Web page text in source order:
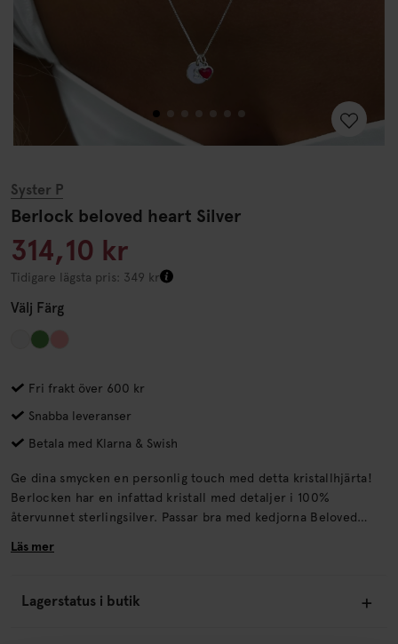
Syster P
Berlock beloved heart Silver
314,10 kr
Tidigare lägsta pris: 349 kr
Välj Färg
Fri frakt över 600 kr
Snabba leveranser
Betala med Klarna & Swish
Ge dina smycken en personlig touch med detta kristallhjärta!
Berlocken har en infattad kristall med detaljer i 100%
återvunnet sterlingsilver. Passar bra med kedjorna Beloved
berlocker i dina örhängen och halsband. Skötselråd:Du kan
dem.
Läs mer
Lagerstatus i butik